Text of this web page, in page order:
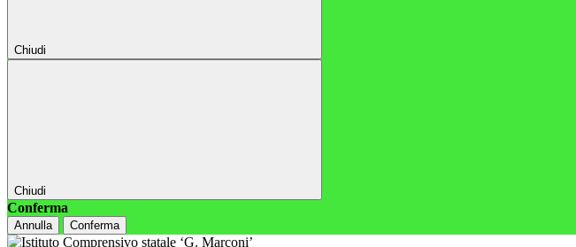
Chiudi
Chiudi
Conferma
Annulla Conferma